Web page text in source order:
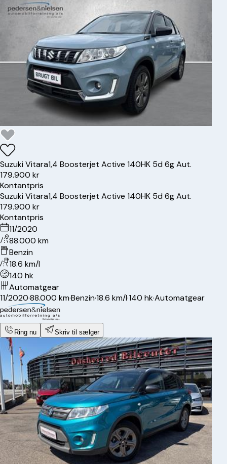
SuzukiVitara1,4 Boosterjet Active 140HK 5d 6g Aut.
179.900 kr
Kontantpris
SuzukiVitara1,4 Boosterjet Active 140HK 5d 6g Aut.
179.900 kr
Kontantpris
11/2020
88.000 km
Benzin
18.6 km/l
140 hk
Automatgear
11/2020·88.000 km·Benzin·18.6 km/l·140 hk·Automatgear
Ring nu Skriv til sælger